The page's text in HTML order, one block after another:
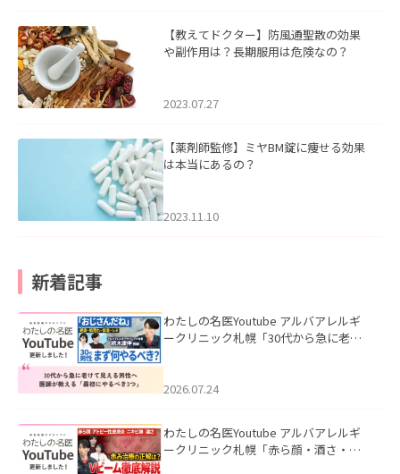
【教えてドクター】防風通聖散の効果
や副作用は？長期服用は危険なの？
2023.07.27
【薬剤師監修】ミヤBM錠に痩せる効果
は本当にあるの？
2023.11.10
新着記事
わたしの名医Youtube アルバアレルギ
ークリニック札幌「30代から急に老け
た。
2026.07.24
わたしの名医Youtube アルバアレルギ
ークリニック札幌「赤ら顔・酒さ・ニ